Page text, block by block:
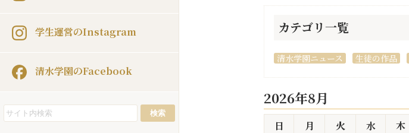
学生運営のInstagram
清水学園のFacebook
カテゴリ一覧
清水学園ニュース 生徒の作品
2026年8月
日 月 火 水 木